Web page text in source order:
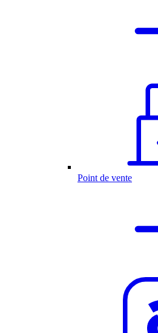
Point de vente